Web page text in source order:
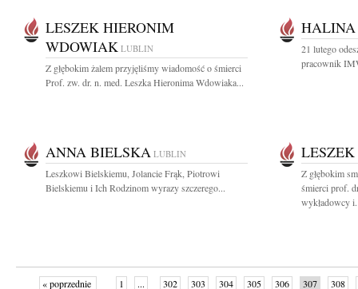
LESZEK HIERONIM
WDOWIAK LUBLIN
Z głębokim żalem przyjęliśmy wiadomość o śmierci
Prof. zw. dr. n. med. Leszka Hieronima Wdowiaka...
HALINA
21 lutego
pracownik
ANNA BIELSKA LUBLIN
Leszkowi Bielskiemu, Jolancie Frąk, Piotrowi
Bielskiemu i Ich Rodzinom wyrazy szczerego...
Z głębokim
śmierci prof.
wykładowcy
« poprzednie 1 ... 302 303 304 305 306 307 308